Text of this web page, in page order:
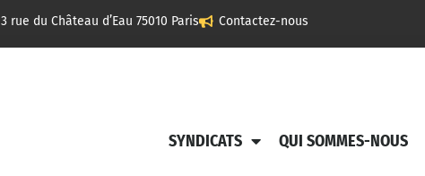
3 rue du Château d’Eau 75010 Paris Contactez-nous
SYNDICATS QUI SOMMES-NOUS